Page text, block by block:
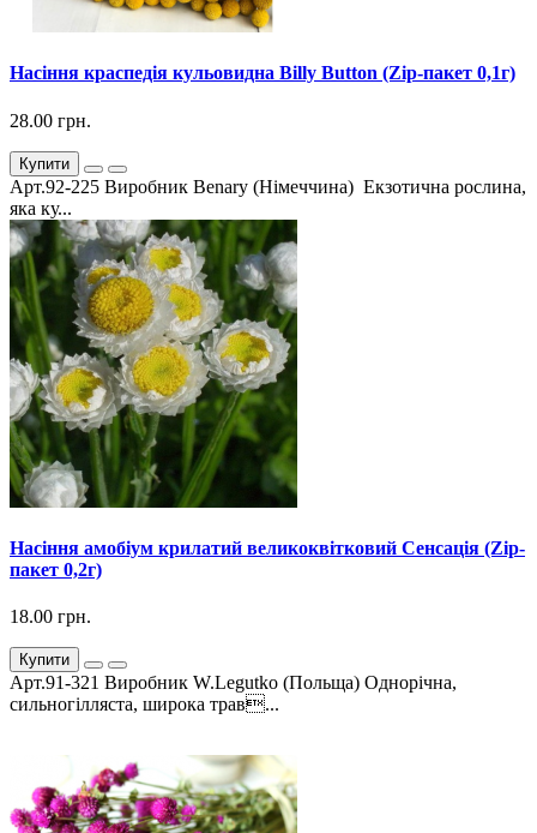
Насіння краспедія кульовидна Billy Button (Zip-пакет 0,1г)
28.00 грн.
Купити
Арт.92-225 Виробник Benary (Німеччина) Екзотична рослина,
яка ку...
Насіння амобіум крилатий великоквітковий Сенсація (Zip-
пакет 0,2г)
18.00 грн.
Купити
Арт.91-321 Виробник W.Legutko (Польща) Однорічна,
сильногілляста, широка трав...